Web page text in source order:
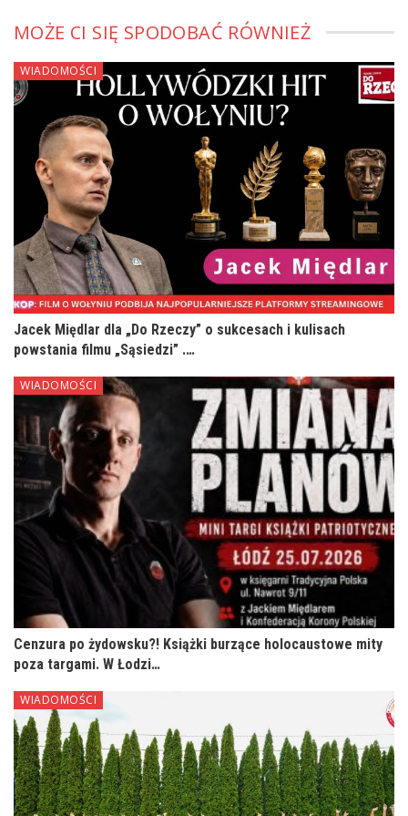
MOŻE CI SIĘ SPODOBAĆ RÓWNIEŻ
WIADOMOŚCI
Jacek Międlar dla „Do Rzeczy” o sukcesach i kulisach
powstania filmu „Sąsiedzi” .…
WIADOMOŚCI
Cenzura po żydowsku?! Książki burzące holocaustowe mity
poza targami. W Łodzi…
WIADOMOŚCI